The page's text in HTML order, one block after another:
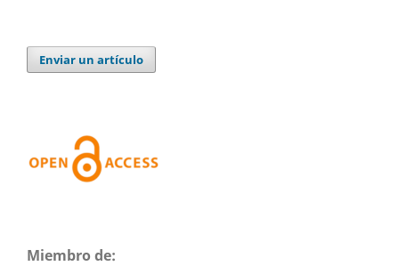
Enviar un artículo
Miembro de: